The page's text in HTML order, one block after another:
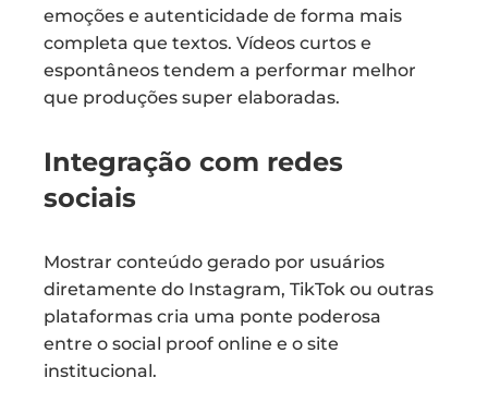
emoções e autenticidade de forma mais
completa que textos. Vídeos curtos e
espontâneos tendem a performar melhor
que produções super elaboradas.
Integração com redes
sociais
Mostrar conteúdo gerado por usuários
diretamente do Instagram, TikTok ou outras
plataformas cria uma ponte poderosa
entre o social proof online e o site
institucional.